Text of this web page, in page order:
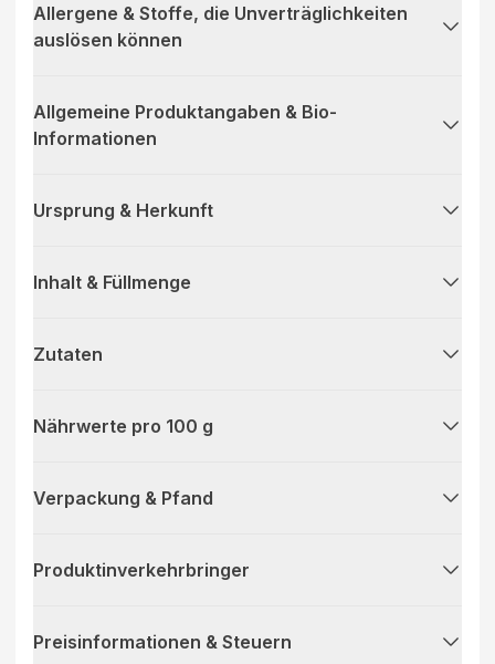
Allergene & Stoffe, die Unverträglichkeiten
auslösen können
Allgemeine Produktangaben & Bio-
Informationen
Ursprung & Herkunft
Inhalt & Füllmenge
Zutaten
Nährwerte pro 100 g
Verpackung & Pfand
Produktinverkehrbringer
Preisinformationen & Steuern